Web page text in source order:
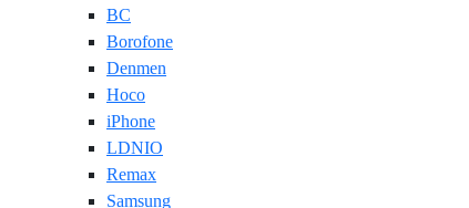
BC
Borofone
Denmen
Hoco
iPhone
LDNIO
Remax
Samsung